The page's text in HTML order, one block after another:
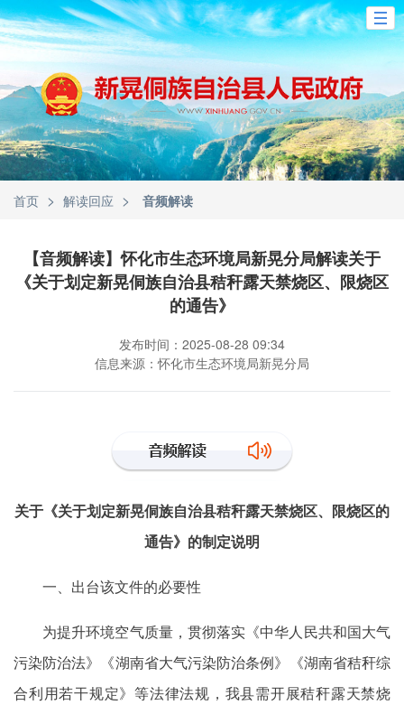
首页 > 解读回应 > 音频解读
【音频解读】怀化市生态环境局新晃分局解读关于
《关于划定新晃侗族自治县秸秆露天禁烧区、限烧区
的通告》
发布时间：2025-08-28 09:34
信息来源：怀化市生态环境局新晃分局
关于《关于划定新晃侗族自治县秸秆露天禁烧区、限烧区的
通告》的制定说明
一、出台该文件的必要性
为提升环境空气质量，贯彻落实《中华人民共和国大气
污染防治法》《湖南省大气污染防治条例》《湖南省秸秆综
合利用若干规定》等法律法规，我县需开展秸秆露天禁烧